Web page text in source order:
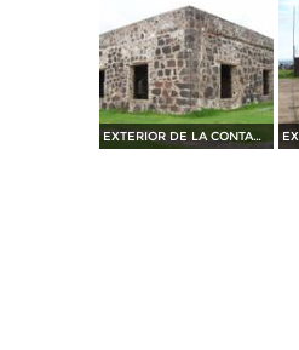
EXTERIOR DE LA CONTADURIA